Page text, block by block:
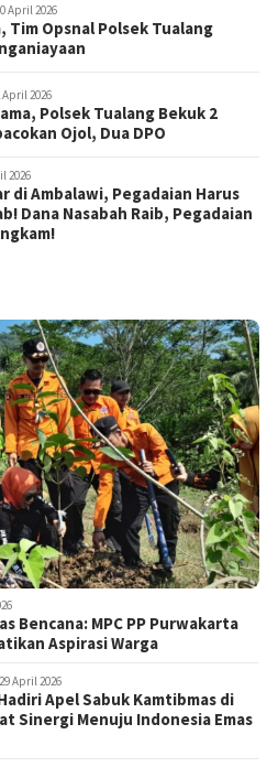
April 2026
Tim Opsnal Polsek Tualang
April 2026
Polsek Tualang Bekuk 2
Ojol, Dua DPO
2026
di Ambalawi, Pegadaian Harus
Dana Nasabah Raib, Pegadaian
Bencana: MPC PP Purwakarta
Aspirasi Warga
29 April 2026
Apel Sabuk Kamtibmas di
Sinergi Menuju Indonesia Emas